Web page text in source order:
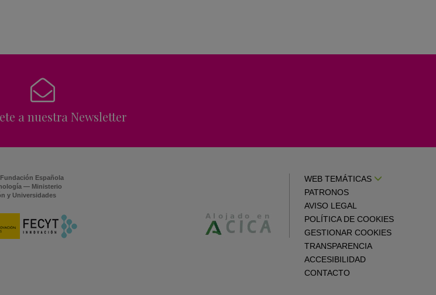
a nuestra Newsletter
Fundación Española
— Ministerio
y Universidades
WEB TEMÁTICAS
PATRONOS
AVISO LEGAL
POLÍTICA DE COOKIES
GESTIONAR COOKIES
TRANSPARENCIA
ACCESIBILIDAD
CONTACTO